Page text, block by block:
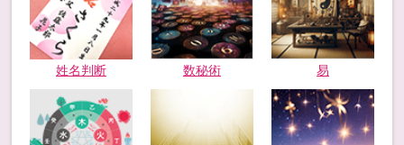
姓名判断 数秘術 易